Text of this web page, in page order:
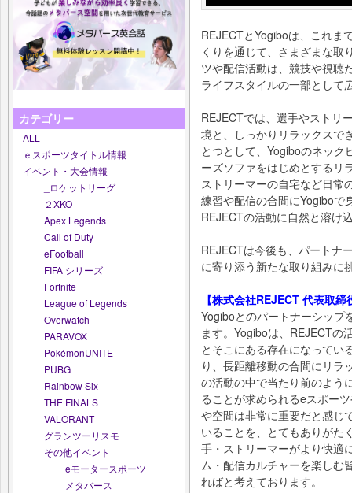
カテゴリー
ALL
ｅスポーツタイトル情報
イベント・大会情報
_ロケットリーグ
２XKO
Apex Legends
Call of Duty
eFootball
FIFA シリーズ
Fortnite
League of Legends
Overwatch
PARAVOX
PokémonUNITE
PUBG
Rainbow Six
THE FINALS
VALORANT
グランツーリスモ
その他イベント
eモータースポーツ
メタバース
REJECTとYogiboは、これま
くりを通じて、さまざまな取
ツや配信活動は、競技や視聴
ライフスタイルの一部として
REJECTでは、選手やストリ
境と、しっかりリラックスで
とつとして、Yogiboのネッ
ーズソファをはじめとするリ
ストリーマーの自宅など日常
練習や配信の合間にYogiboで
REJECTの活動に自然と溶け
REJECTは今後も、パートナ
に寄り添う新たな取り組みに
【株式会社REJECT 代表取
Yogiboとのパートナーシップ
ます。Yogiboは、REJECTの
とそこにある存在になってい
り、長距離移動の合間にリラ
の活動の中で当たり前のよう
ることが求められるeスポー
や空間は非常に重要だと感じ
いることを、とてもありがた
手・ストリーマーがより快適
ム・配信カルチャーを楽しむ
ればと考えております。